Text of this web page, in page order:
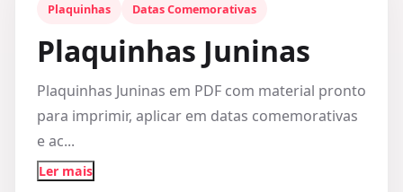
Plaquinhas Datas Comemorativas
Plaquinhas Juninas
Plaquinhas Juninas em PDF com material pronto
para imprimir, aplicar em datas comemorativas
e ac...
Ler mais